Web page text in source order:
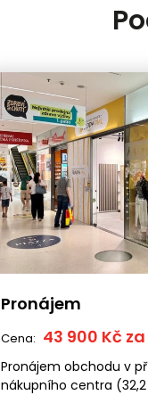
Pronájem
Cena: 43 900 Kč
Pronájem obchodu v
nákupního centra (32,2